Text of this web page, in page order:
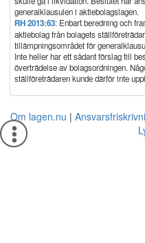
generalklausulen i aktiebolagslagen.
RH 2013:63: Enbart beredning och
aktiebolag från bolagets
tillämpningsområdet för
Inte heller har ett sådant förslag till
överträdelse av bolagsordningen.
ställföreträdaren kunde därför inte
Om lagen.nu